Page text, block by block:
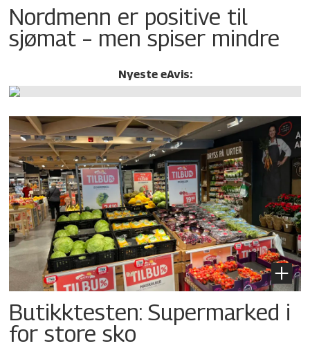
Nordmenn er positive til
sjømat – men spiser mindre
Nyeste eAvis:
Butikktesten: Supermarked i
for store sko